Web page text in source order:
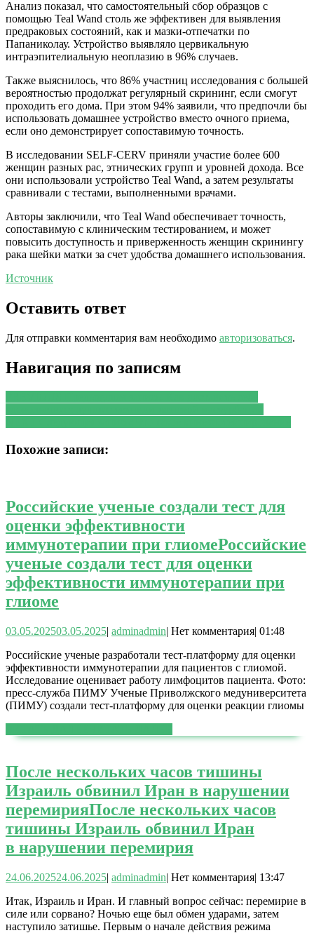
Анализ показал, что самостоятельный сбор образцов с
помощью Teal Wand столь же эффективен для выявления
предраковых состояний, как и мазки-отпечатки по
Папаниколау. Устройство выявляло цервикальную
интраэпителиальную неоплазию в 96% случаев.
Также выяснилось, что 86% участниц исследования с большей
вероятностью продолжат регулярный скрининг, если смогут
проходить его дома. При этом 94% заявили, что предпочли бы
использовать домашнее устройство вместо очного приема,
если оно демонстрирует сопоставимую точность.
В исследовании SELF-CERV приняли участие более 600
женщин разных рас, этнических групп и уровней дохода. Все
они использовали устройство Teal Wand, а затем результаты
сравнивали с тестами, выполненными врачами.
Авторы заключили, что Teal Wand обеспечивает точность,
сопоставимую с клиническим тестированием, и может
повысить доступность и приверженность женщин скринингу
рака шейки матки за счет удобства домашнего использования.
Источник
Оставить ответ
Для отправки комментария вам необходимо авторизоваться.
Навигация по записям
Похожие записи:
Российские ученые создали тест для
оценки эффективности
иммунотерапии при глиомеРоссийские
ученые создали тест для оценки
эффективности иммунотерапии при
глиоме
03.05.202503.05.2025| adminadmin| Нет комментария| 01:48
Российские ученые разработали тест-платформу для оценки
эффективности иммунотерапии для пациентов с глиомой.
Исследование оценивает работу лимфоцитов пациента. Фото:
пресс-служба ПИМУ Ученые Приволжского медуниверситета
(ПИМУ) создали тест-платформу для оценки реакции глиомы
После нескольких часов тишины
Израиль обвинил Иран в нарушении
перемирияПосле нескольких часов
тишины Израиль обвинил Иран
в нарушении перемирия
24.06.202524.06.2025| adminadmin| Нет комментария| 13:47
Итак, Израиль и Иран. И главный вопрос сейчас: перемирие в
силе или сорвано? Ночью еще был обмен ударами, затем
наступило затишье. Первым о начале действия режима